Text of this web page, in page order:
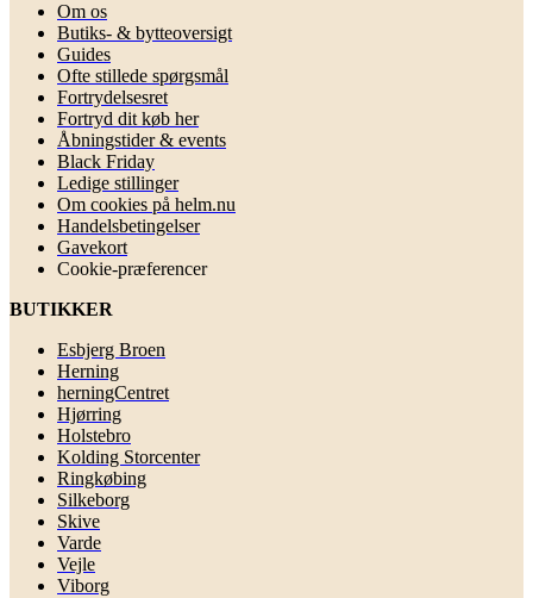
Om os
Butiks- & bytteoversigt
Guides
Ofte stillede spørgsmål
Fortrydelsesret
Fortryd dit køb her
Åbningstider & events
Black Friday
Ledige stillinger
Om cookies på helm.nu
Handelsbetingelser
Gavekort
Cookie-præferencer
BUTIKKER
Esbjerg Broen
Herning
herningCentret
Hjørring
Holstebro
Kolding Storcenter
Ringkøbing
Silkeborg
Skive
Varde
Vejle
Viborg